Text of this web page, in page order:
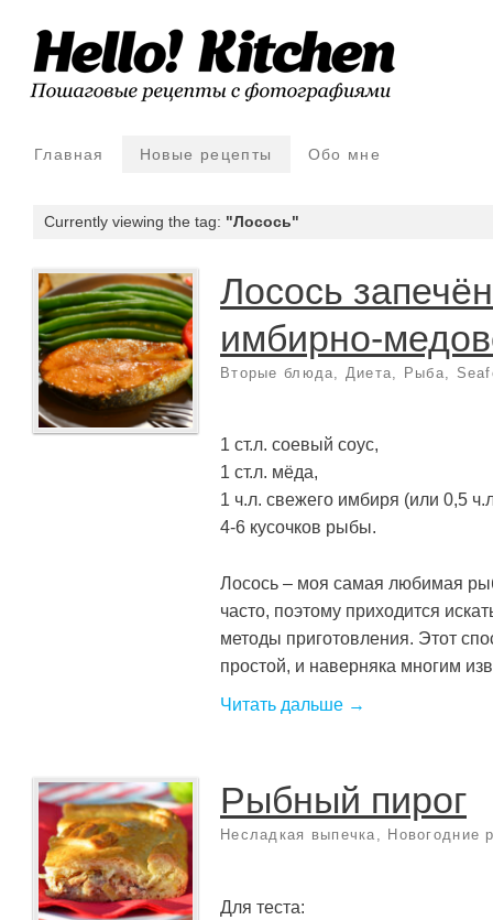
Главная Новые рецепты Обо мне
Currently viewing the tag: "Лосось"
Лосось
имбирно-
Вторые блюда Диета Рыба,
1 ст.л. соевый соус,
1 ст.л. мёда,
1 ч.л. свежего имбиря (или 0,5
4-6 кусочков рыбы.
Лосось – моя самая любимая
часто, поэтому приходится
методы приготовления. Этот
простой, и наверняка многим
Читать дальше →
Рыбный пирог
Несладкая выпечка , Новогодние
Для теста: